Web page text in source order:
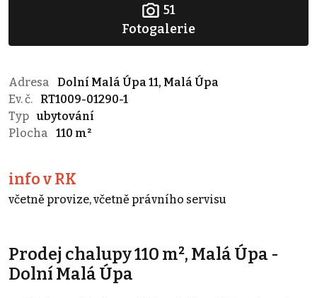
51
Fotogalerie
Adresa
Dolní Malá Úpa 11, Malá Úpa
Ev. č.
RT1009-01290-1
Typ ubytování
Plocha
110 m²
info v RK
včetně provize, včetně právního servisu
Prodej chalupy 110 m², Malá Úpa -
Dolní Malá Úpa